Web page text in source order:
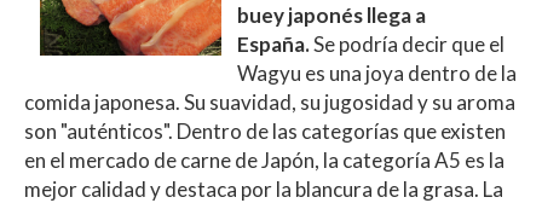
buey japonés llega a
España.Se podría decir que el
Wagyu es una joya dentro de la
comida japonesa. Su suavidad, su jugosidad y su aroma
son "auténticos". Dentro de las categorías que existen
en el mercado de carne de Japón, la categoría A5 es la
mejor calidad y destaca por la blancura de la grasa. La